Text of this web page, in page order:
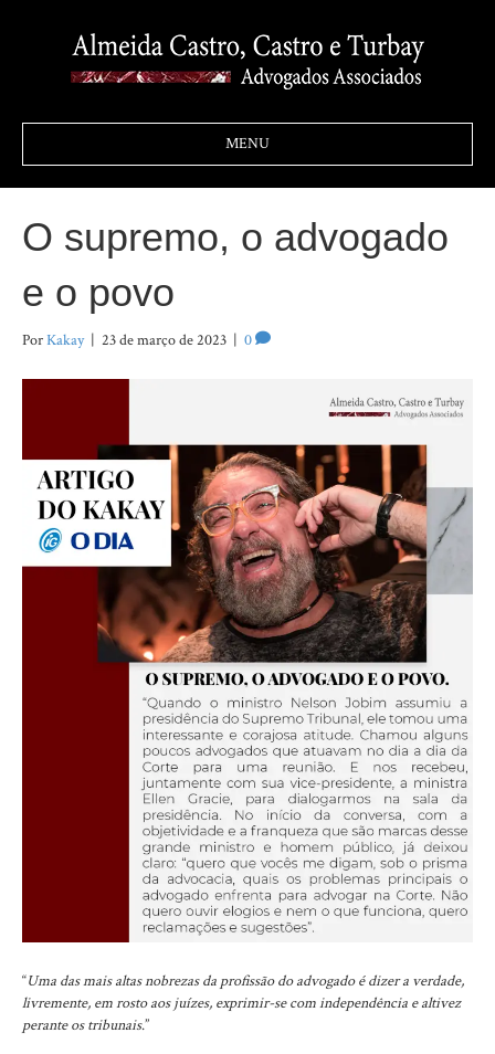
MENU
O supremo, o advogado
e o povo
PorKakay | 23 de março de 2023 | 0
“Uma das mais altas nobrezas da profissão do advogado é dizer a verdade,
livremente, em rosto aos juízes, exprimir-se com independência e altivez
perante os tribunais.”